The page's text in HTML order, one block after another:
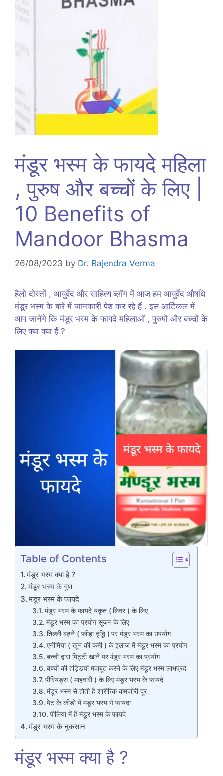
मंडूर भस्म के फायदे महिला
, पुरुष और बच्चों के लिए |
10 Benefits of
Mandoor Bhasma
26/08/2023 by Dr. Rajendra Verma
हैलो दोस्तों , आयुर्वेद और साहित्य ब्लॉग में आज हम आयुर्वेद औषधि
मंडूर भस्म के बारे में जानकारी पेश कर रहे हैं . इस आर्टिकल में
आप जानेंगे कि मंडूर भस्म के फायदे महिलाओं , पुरुषों और बच्चों के
लिए क्या क्या हैं ?
Table of Contents
मंडूर भस्म क्या है ?
मंडूर भस्म के गुण
मंडूर भस्म के फायदे
मंडूर भस्म के फायदे यकृत ( लिवर ) के लिए
मंडूर भस्म का प्रयोग सूजन के लिए
तिल्ली बढ़ने ( प्लीहा वृद्धि ) पर मंडूर भस्म का उपयोग
एनीमिया ( खून की कमी ) के इलाज में मंडूर भस्म का प्रयोग
बच्चों द्वारा मिट्टी खाने पर मंडूर भस्म का प्रयोग
बच्चों की हड्डियां मजबूत करने के लिए मंडूर भस्म लाभप्रद
पीरियड्स ( माहवारी ) के लिए मंडूर भस्म के फायदे
मंडूर भस्म से होती है शारीरिक कमजोरी दूर
पेट के कीड़ों में मंडूर भस्म से फायदा
पीलिया में हैं मंडूर भस्म के फायदे
मंडूर भस्म के नुकसान
मंडूर भस्म क्या है ?